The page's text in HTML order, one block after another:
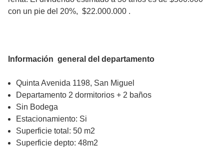
con un pie del 20%, $22.000.000 .
Información general del departamento
Quinta Avenida 1198, San Miguel
Departamento 2 dormitorios + 2 baños
Sin Bodega
Estacionamiento: Si
Superficie total: 50 m2
Superficie depto: 48m2